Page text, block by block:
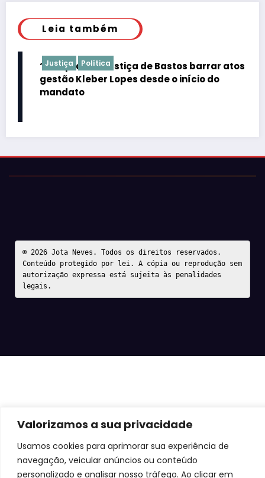
Valorizamos a sua privacidade
Usamos cookies para aprimorar sua experiência de
navegação, veicular anúncios ou conteúdo
personalizado e analisar nosso tráfego. Ao clicar em
Leia também
Justiça Política
“É de praxe”: Justiça de Bastos barrar atos da
gestão Kleber Lopes desde o início do
mandato
© 2026 Jota Neves. Todos os direitos reservados.
Conteúdo protegido por lei. A cópia ou reprodução sem
autorização expressa está sujeita às penalidades
legais.